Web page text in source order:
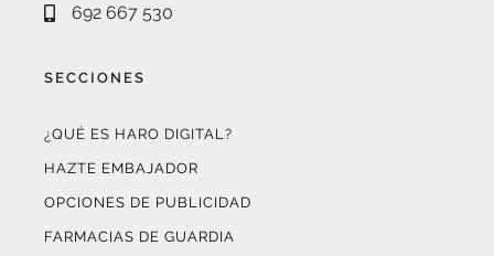
692 667 530
SECCIONES
¿QUÉ ES HARO DIGITAL?
HAZTE EMBAJADOR
OPCIONES DE PUBLICIDAD
FARMACIAS DE GUARDIA